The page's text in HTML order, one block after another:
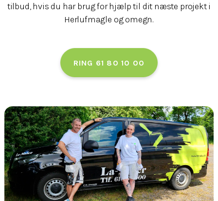
tilbud, hvis du har brug for hjælp til dit næste projekt i
Herlufmagle og omegn.
RING 61 80 10 00